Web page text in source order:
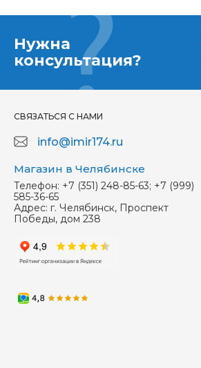
Нужна
консультация?
СВЯЗАТЬСЯ С НАМИ
info@imir174.ru
Магазин в Челябинске
Телефон: +7 (351) 248-85-63; +7 (999)
585-36-65
Адрес: г. Челябинск, Проспект
Победы, дом 238